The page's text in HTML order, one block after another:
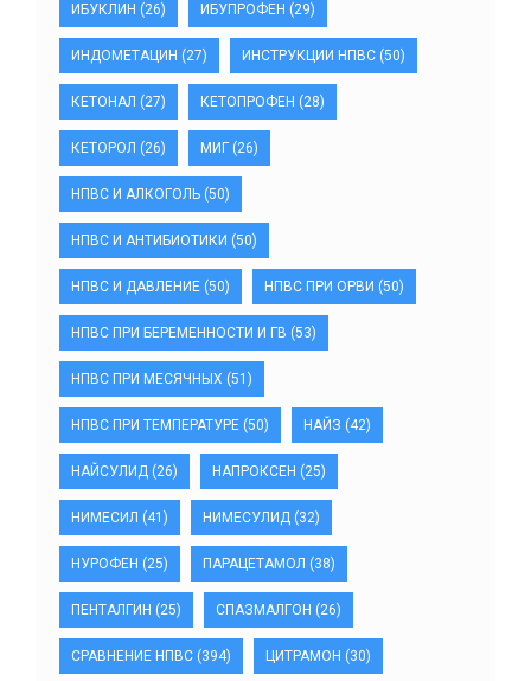
ИБУКЛИН (26) ИБУПРОФЕН (29)
ИНДОМЕТАЦИН (27) ИНСТРУКЦИИ НПВС (50)
КЕТОНАЛ (27) КЕТОПРОФЕН (28)
КЕТОРОЛ (26) МИГ (26)
НПВС И АЛКОГОЛЬ (50)
НПВС И АНТИБИОТИКИ (50)
НПВС И ДАВЛЕНИЕ (50) НПВС ПРИ ОРВИ (50)
НПВС ПРИ БЕРЕМЕННОСТИ И ГВ (53)
НПВС ПРИ МЕСЯЧНЫХ (51)
НПВС ПРИ ТЕМПЕРАТУРЕ (50) НАЙЗ (42)
НАЙСУЛИД (26) НАПРОКСЕН (25)
НИМЕСИЛ (41) НИМЕСУЛИД (32)
НУРОФЕН (25) ПАРАЦЕТАМОЛ (38)
ПЕНТАЛГИН (25) СПАЗМАЛГОН (26)
СРАВНЕНИЕ НПВС (394) ЦИТРАМОН (30)